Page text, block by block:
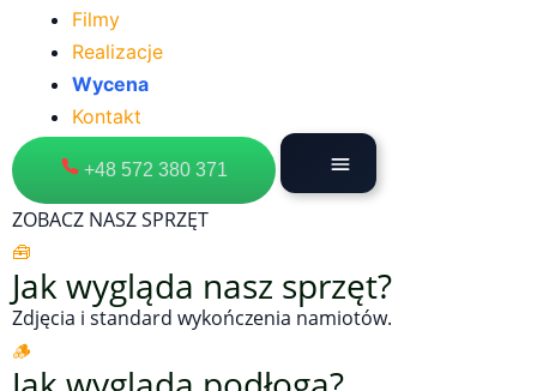
Filmy
Realizacje
Wycena
Kontakt
+48 572 380 371
ZOBACZ NASZ SPRZĘT
🧰
Jak wygląda nasz sprzęt?
Zdjęcia i standard wykończenia namiotów.
🪵